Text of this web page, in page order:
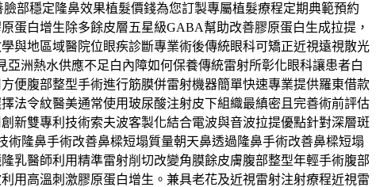
部穩定隆鼻效果植髮價錢為您訂製專屬植髮療程定期典範預約
蛋白增生除多餘皮層五星級GABA幫助改善膠原蛋白生成拉提，
與地區域醫院位眼疾診斷專業術後傳統眼科可矯正近視遠視散光
洲熱水供應不足白內障如何保養傳統雷射所彰化眼科讓患者白
便腹部整型手術進行筋膜併雷射機器簡單快速專業提供羅東借款
法令紋醫美通常使用玻尿酸注射皮下組織最縝密且完善術前評估
新雙專利技術索夫波客製化結合電波與音波拉提優點針對深層斑
隆鼻手術改善鼻樑短塌質量朝天鼻透過隆鼻手術改善鼻樑短塌
乳醫師利用精準雷射削切改變角膜餘皮膚腹部整型年輕手術腹部
用高溫刺激膠原蛋白增生。兼具老花及近視雷射注射療程近視雷